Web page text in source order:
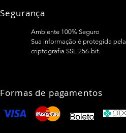
Segurança
Ambiente 100% Seguro
Sua informação é protegida pela
criptografia SSL 256-bit.
Formas de pagamentos